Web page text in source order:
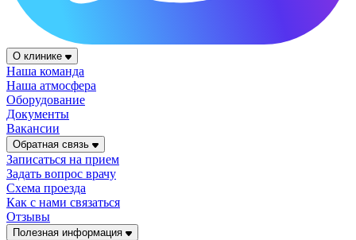
О клинике
Наша команда
Наша атмосфера
Оборудование
Документы
Вакансии
Обратная связь
Записаться на прием
Задать вопрос врачу
Схема проезда
Как с нами связаться
Отзывы
Полезная информация